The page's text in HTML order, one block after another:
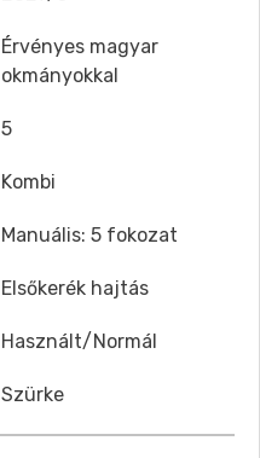
Érvényes magyar
okmányokkal
5
Kombi
Manuális: 5 fokozat
Elsőkerék hajtás
Használt/Normál
Szürke